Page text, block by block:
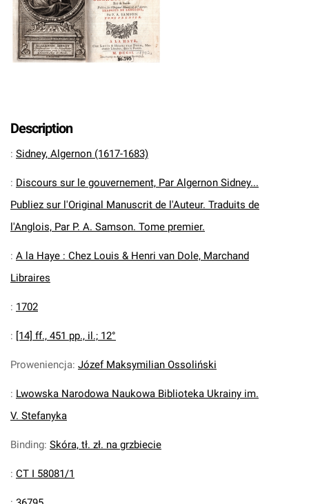
Description
: Sidney, Algernon (1617-1683)
: Discours sur le gouvernement, Par Algernon Sidney...
Publiez sur l'Original Manuscrit de l'Auteur. Traduits de
l'Anglois, Par P. A. Samson. Tome premier.
: A la Haye : Chez Louis & Henri van Dole, Marchand
Libraires
: 1702
: [14] ff., 451 pp., il.; 12°
Proweniencja: Józef Maksymilian Ossoliński
: Lwowska Narodowa Naukowa Biblioteka Ukrainy im.
V. Stefanyka
Binding: Skóra, tł. zł. na grzbiecie
: CT I 58081/1